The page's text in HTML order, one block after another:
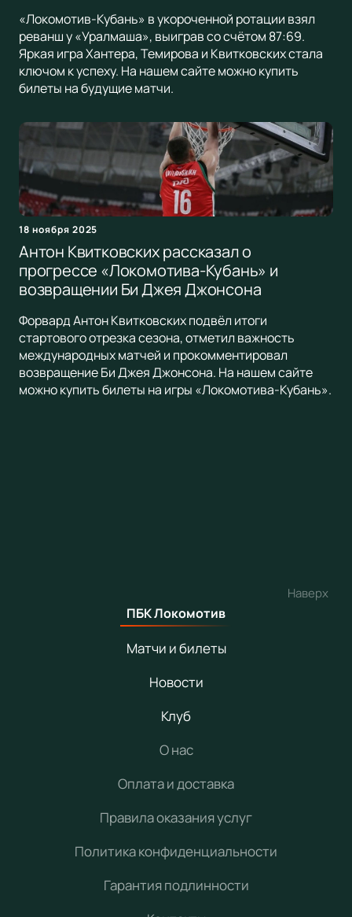
«Локомотив-Кубань» в укороченной ротации взял
реванш у «Уралмаша», выиграв со счётом 87:69.
Яркая игра Хантера, Темирова и Квитковских стала
ключом к успеху. На нашем сайте можно купить
билеты на будущие матчи.
18 ноября 2025
Антон Квитковских рассказал о
прогрессе «Локомотива-Кубань» и
возвращении Би Джея Джонсона
Форвард Антон Квитковских подвёл итоги
стартового отрезка сезона, отметил важность
международных матчей и прокомментировал
возвращение Би Джея Джонсона. На нашем сайте
можно купить билеты на игры «Локомотива-Кубань».
Наверх
ПБК Локомотив
Матчи и билеты
Новости
Клуб
О нас
Оплата и доставка
Правила оказания услуг
Политика конфиденциальности
Гарантия подлинности